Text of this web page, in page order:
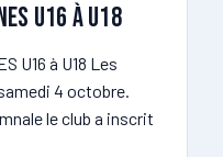
U16 à U18
U16 à U18 Les
4 octobre.
le club a inscrit